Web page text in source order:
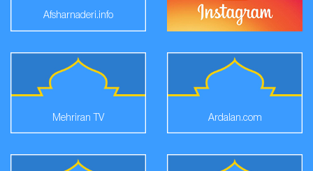
Afsharnaderi.info
Ardalan.com
Mehriran TV